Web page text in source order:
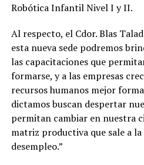
Robótica Infantil Nivel I y II.
Al respecto, el Cdor. Blas
esta nueva sede podremos
las capacitaciones que
formarse, y a las empresas
recursos humanos mejor
dictamos buscan despertar
permitan cambiar en nuestra
matriz productiva que sale a
desempleo.”